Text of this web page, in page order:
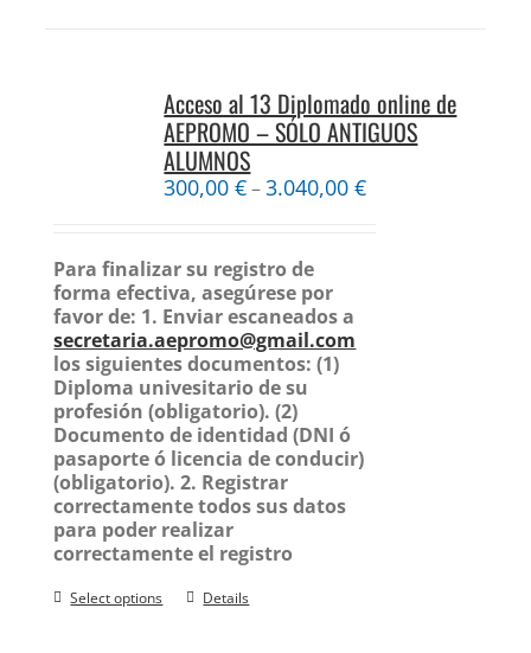
Acceso al 13 Diplomado online de
AEPROMO – SÓLO ANTIGUOS
ALUMNOS
300,00€–3.040,00€
Para finalizar su registro de
forma efectiva, asegúrese por
favor de: 1. Enviar escaneados a
secretaria.aepromo@gmail.com
los siguientes documentos:(1)
Diploma univesitario de su
profesión (obligatorio).(2)
Documento de identidad (DNI ó
pasaporte ó licencia de conducir)
(obligatorio). 2. Registrar
correctamente todos sus datos
para poder realizar
correctamente el registro
Select options Details